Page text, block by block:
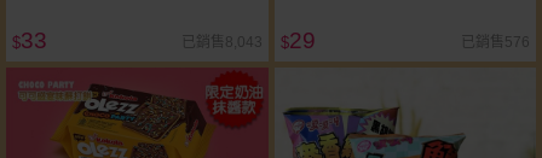
$33 已銷售8,043 $29 已銷售576